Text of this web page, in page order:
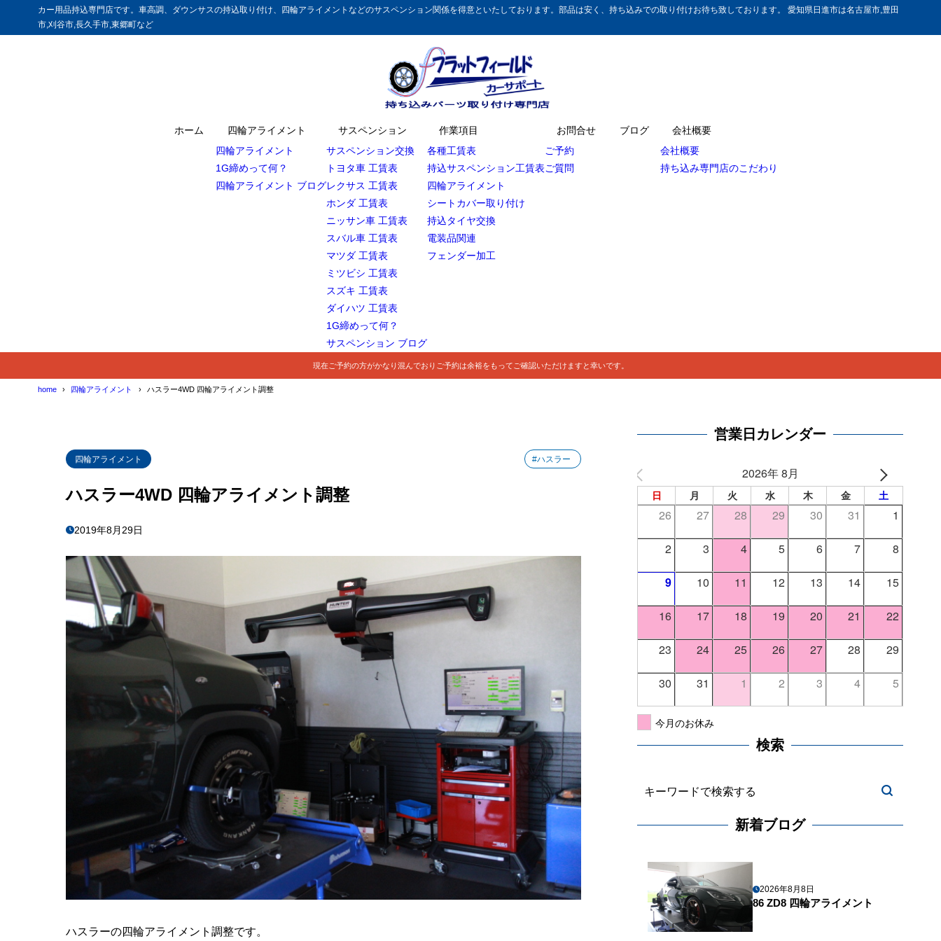
カー用品持込専門店です。車高調、ダウンサスの持込取り付け、四輪アライメントなどのサスペンション関係を得意といたしております。部品は安く、持ち込みでの取り付けお待ち致しております。 愛知県日進市は名古屋市,豊田
市,刈谷市,長久手市,東郷町など
ホーム
四輪アライメント
四輪アライメント
1G締めって何？
四輪アライメント ブログ
サスペンション
サスペンション交換
トヨタ車 工賃表
レクサス 工賃表
ホンダ 工賃表
ニッサン車 工賃表
スバル車 工賃表
マツダ 工賃表
ミツビシ 工賃表
スズキ 工賃表
ダイハツ 工賃表
1G締めって何？
サスペンション ブログ
作業項目
各種工賃表
持込サスペンション工賃表
四輪アライメント
シートカバー取り付け
持込タイヤ交換
電装品関連
フェンダー加工
お問合せ
ご予約
ご質問
ブログ
会社概要
会社概要
持ち込み専門店のこだわり
現在ご予約の方がかなり混んでおりご予約は余裕をもってご確認いただけますと幸いです。
home 四輪アライメント ハスラー4WD 四輪アライメント調整
四輪アライメント #ハスラー
ハスラー4WD 四輪アライメント調整
2019年8月29日
ハスラーの四輪アライメント調整です。
営業日カレンダー
2026年 8月
日 月 火 水 木 金 土
26 27 28 29 30 31 1
2 3 4 5 6 7 8
9 10 11 12 13 14 15
16 17 18 19 20 21 22
23 24 25 26 27 28 29
30 31 1 2 3 4 5
今月のお休み
検索
新着ブログ
2026年8月8日
86 ZD8 四輪アライメント